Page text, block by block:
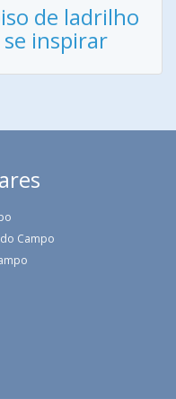
de ladrilho
inspirar
Campo